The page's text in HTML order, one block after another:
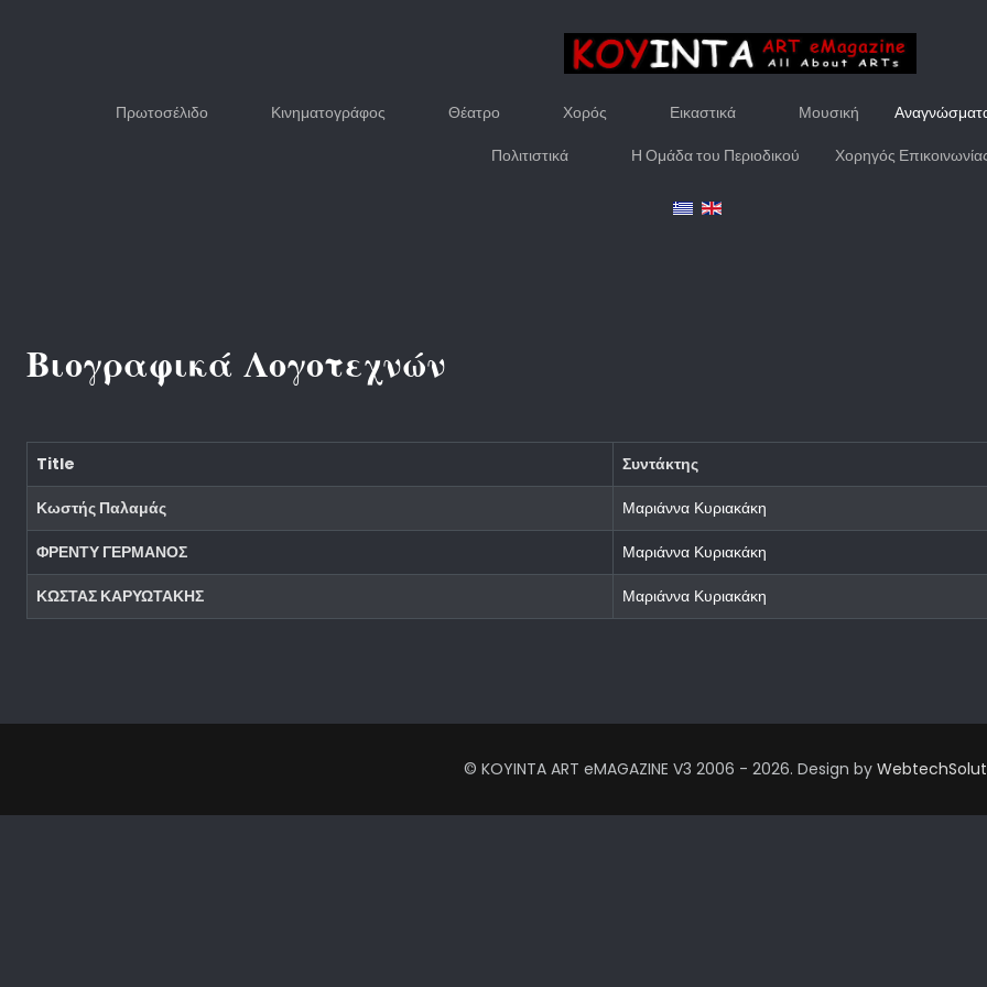
Πρωτοσέλιδο Κινηματογράφος Θέατρο Χορός Εικαστικά Μουσική
Πολιτιστικά Η Ομάδα του Περιοδικού Χορηγός
Βιογραφικά Λογοτεχνών
Title Συντάκτης
Κωστής Παλαμάς
Μαριάννα Κυριακάκη
ΦΡΕΝΤΥ ΓΕΡΜΑΝΟΣ Μαριάννα Κυριακάκη
ΚΩΣΤΑΣ ΚΑΡΥΩΤΑΚΗΣ Μαριάννα Κυριακάκη
© KOYINTA ART eMAGAZINE V3 2006 - 2026. Design by